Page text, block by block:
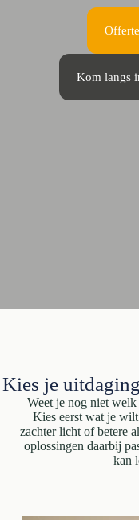
Kom langs
Kies je
Weet je nog niet
Kies eerst wat je
zachter licht of betere
oplossingen daarbij
kan